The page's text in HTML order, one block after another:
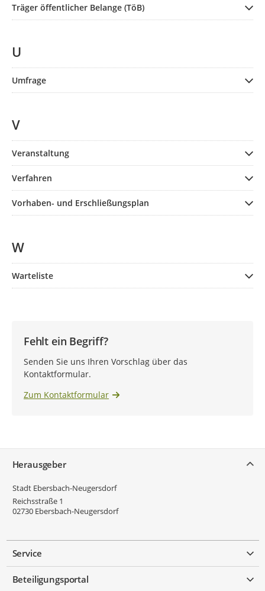
Träger öffentlicher Belange (TöB)
U
Umfrage
V
Veranstaltung
Verfahren
Vorhaben- und Erschließungsplan
W
Warteliste
Fehlt ein Begriff?
Senden Sie uns Ihren Vorschlag über das
Kontaktformular.
Zum Kontaktformular
Herausgeber
Stadt Ebersbach-Neugersdorf
Reichsstraße 1
02730 Ebersbach-Neugersdorf
Service
Beteiligungsportal